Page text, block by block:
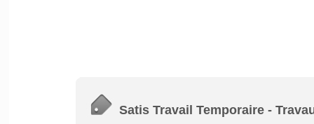
Satis Travail Temporaire -